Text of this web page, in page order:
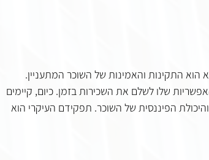
התקינות והאמינות של השוכר המתעניין.
שלו לשלם את השכירות בזמן. כיום, קיימים
הפיננסית של השוכר. תפקידם העיקרי הוא